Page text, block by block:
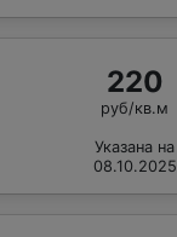
220
руб/кв.м
Указана на
08.10.2025